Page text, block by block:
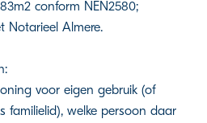
conform NEN2580;
Notarieel Almere.
voor eigen gebruik (of
familielid), welke persoon daar